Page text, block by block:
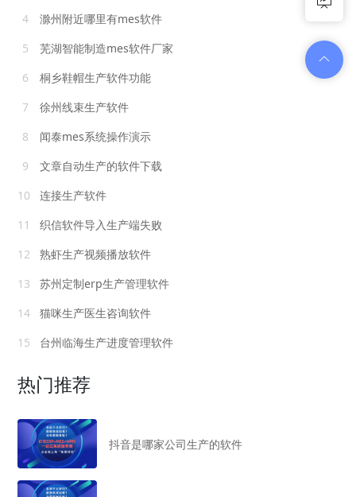
4
滁州附近哪里有mes软件
5
芜湖智能制造mes软件厂家
6
桐乡鞋帽生产软件功能
7
徐州线束生产软件
8
闻泰mes系统操作演示
9
文章自动生产的软件下载
10
连接生产软件
11
织信软件导入生产端失败
12
熟虾生产视频播放软件
13
苏州定制erp生产管理软件
14
猫咪生产医生咨询软件
15
台州临海生产进度管理软件
热门推荐
抖音是哪家公司生产的软件